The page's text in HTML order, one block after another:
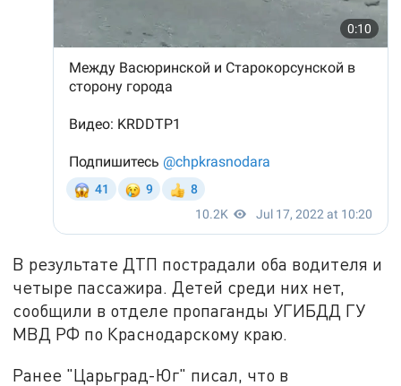
В результате ДТП пострадали оба водителя и
четыре пассажира. Детей среди них нет,
сообщили в отделе пропаганды УГИБДД ГУ
МВД РФ по Краснодарскому краю.
Ранее "Царьград-Юг" писал, что в